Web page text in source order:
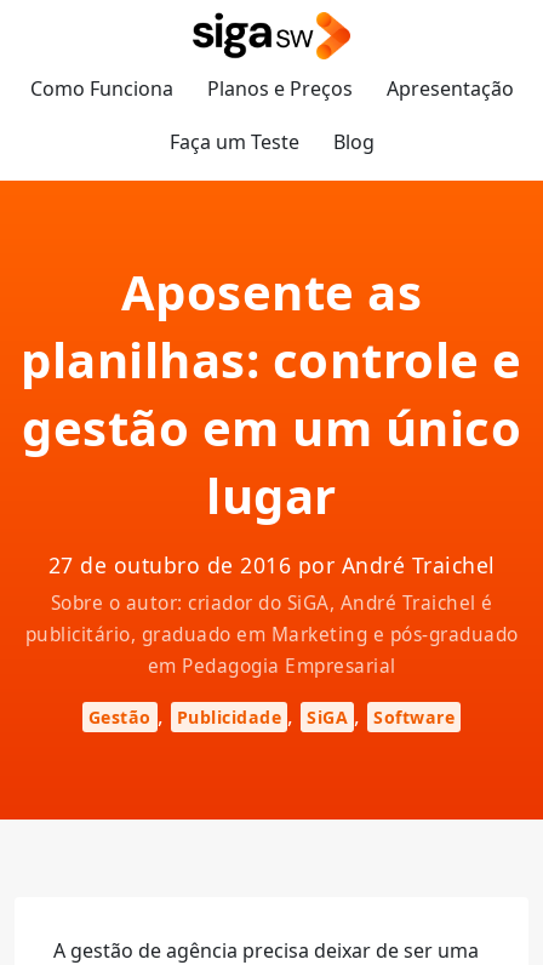
Como Funciona Planos e Preços
Apresentação
Faça um Teste
Blog
Aposente as
planilhas: controle e
gestão em um único
lugar
27 de outubro de 2016 por André Traichel
Sobre o autor: criador do SiGA, André Traichel é
publicitário, graduado em Marketing e pós-graduado
em Pedagogia Empresarial
Gestão , Publicidade , SiGA , Software
A gestão de agência precisa deixar de ser uma